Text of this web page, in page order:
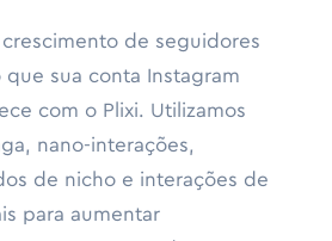
de seguidores
sua conta Instagram
com o Plixi. Utilizamos
nano-interações,
de nicho e interações de
para aumentar